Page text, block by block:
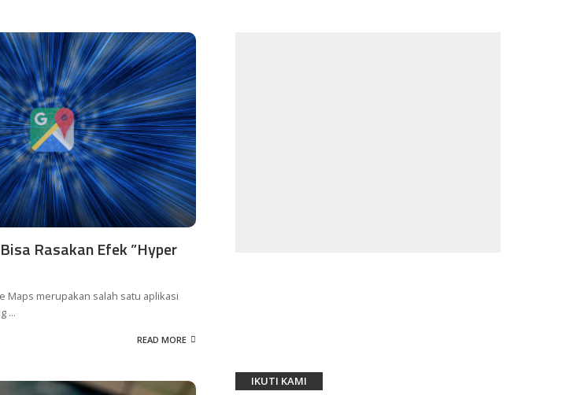
Rasakan Efek ”Hyper
Maps merupakan salah satu aplikasi
...
READ MORE
IKUTI KAMI